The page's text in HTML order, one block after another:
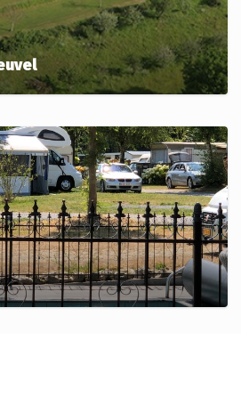
gelegen te Noorbeek (Zuid-
genieten